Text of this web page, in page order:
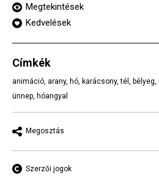
Megtekintések
Kedvelések
Címkék
animáció, arany, hó, karácsony,tél , bélyeg,
ünnep, hóangyal
Megosztás
Szerzői jogok